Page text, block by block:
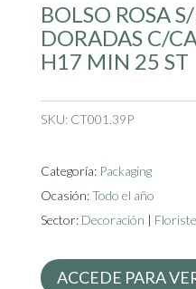
BOLSO ROSA
DORADAS C/
H17 MIN 25 ST
SKU: CT001.39P
Categoría: Packaging
Ocasión:Todo el año
Sector: Decoración |
ACCEDE PARA